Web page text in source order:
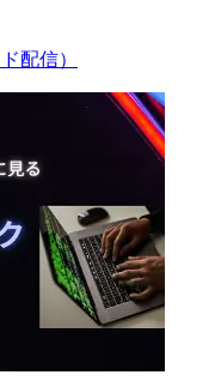
配信）